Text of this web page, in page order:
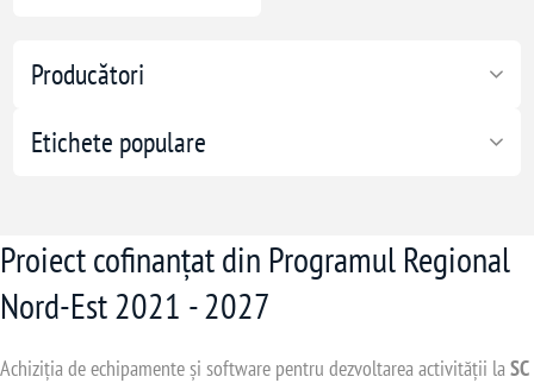
Producători
Etichete populare
Proiect cofinanțat din Programul Regional
Nord-Est 2021 - 2027
Achiziția de echipamente și software pentru dezvoltarea activității laSC